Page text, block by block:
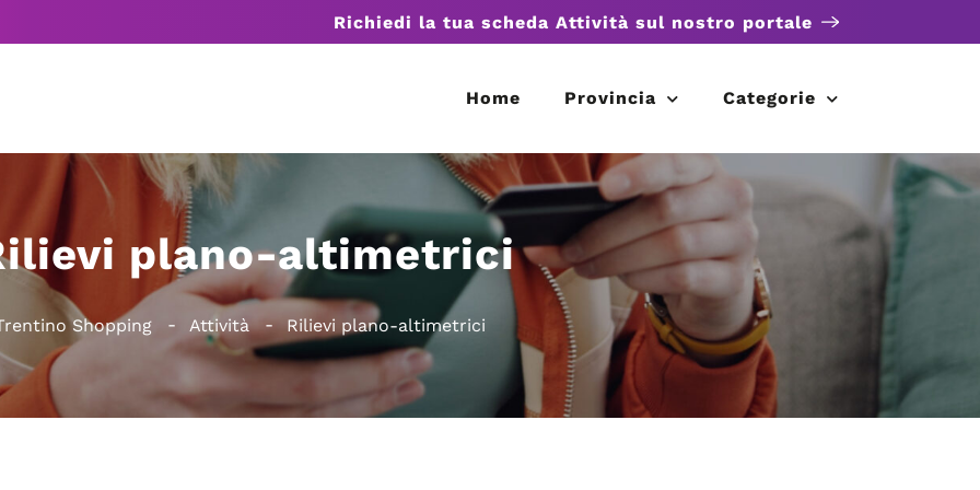
Richiedi la tua scheda Attività sul nostro portale
Home Provincia Categorie
plano-altimetrici
Shopping Attività Rilievi plano-altimetrici